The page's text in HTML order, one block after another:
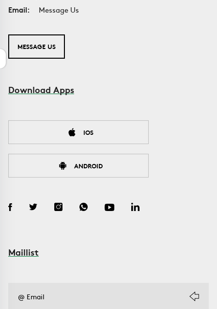
Email:
Message Us
MESSAGE US
Download Apps
IOS
ANDROID
Maillist